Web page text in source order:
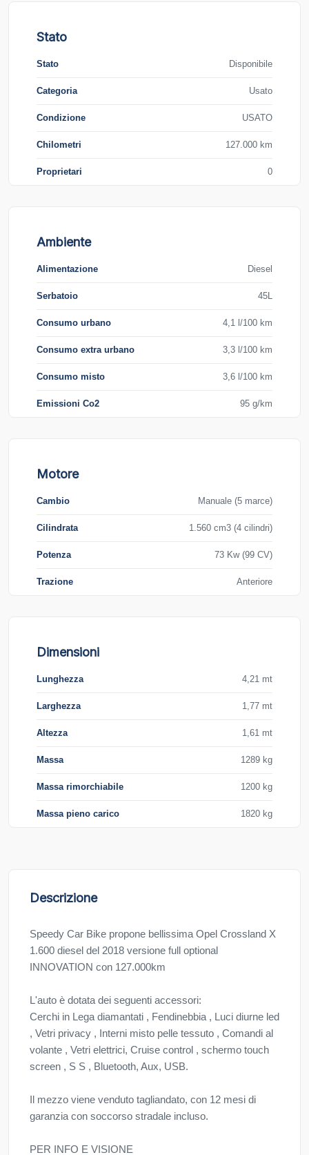
Stato
Stato Disponibile
Categoria Usato
Condizione USATO
Chilometri 127.000 km
Proprietari 0
Ambiente
Alimentazione Diesel
Serbatoio 45L
Consumo urbano 4,1 l/100 km
Consumo extra urbano 3,3 l/100 km
Consumo misto 3,6 l/100 km
Emissioni Co2 95 g/km
Motore
Cambio Manuale (5 marce)
Cilindrata 1.560 cm3 (4 cilindri)
Potenza 73 Kw (99 CV)
Trazione Anteriore
Dimensioni
Lunghezza 4,21 mt
Larghezza 1,77 mt
Altezza 1,61 mt
Massa 1289 kg
Massa rimorchiabile 1200 kg
Massa pieno carico 1820 kg
Descrizione
Speedy Car Bike propone bellissima Opel Crossland X
1.600 diesel del 2018 versione full optional
INNOVATION con 127.000km
L'auto è dotata dei seguenti accessori:
Cerchi in Lega diamantati , Fendinebbia , Luci diurne led
, Vetri privacy , Interni misto pelle tessuto , Comandi al
volante , Vetri elettrici, Cruise control , schermo touch
screen , S S , Bluetooth, Aux, USB.
Il mezzo viene venduto tagliandato, con 12 mesi di
garanzia con soccorso stradale incluso.
PER INFO E VISIONE